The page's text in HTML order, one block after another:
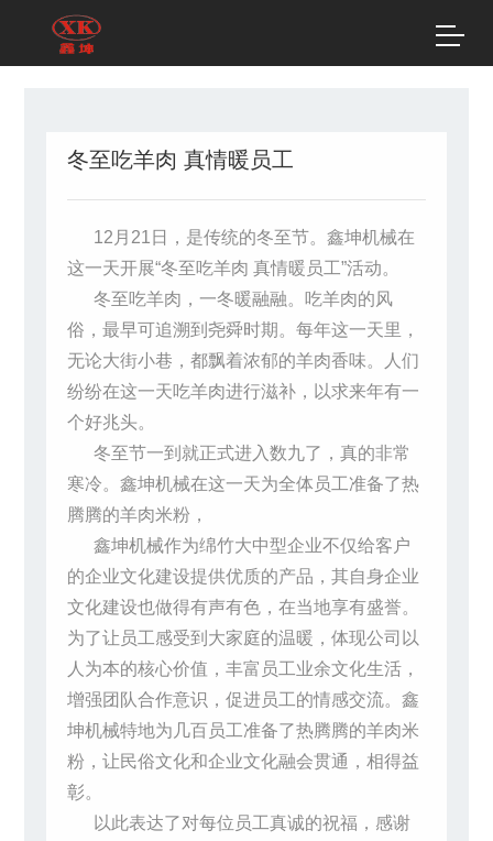
冬至吃羊肉 真情暖员工
12月21日，是传统的冬至节。鑫坤机械在
这一天开展“冬至吃羊肉 真情暖员工”活动。
冬至吃羊肉，一冬暖融融。吃羊肉的风
俗，最早可追溯到尧舜时期。每年这一天里，
无论大街小巷，都飘着浓郁的羊肉香味。人们
纷纷在这一天吃羊肉进行滋补，以求来年有一
个好兆头。
冬至节一到就正式进入数九了，真的非常
寒冷。鑫坤机械在这一天为全体员工准备了热
腾腾的羊肉米粉，
鑫坤机械作为绵竹大中型企业不仅给客户
的企业文化建设提供优质的产品，其自身企业
文化建设也做得有声有色，在当地享有盛誉。
为了让员工感受到大家庭的温暖，体现公司以
人为本的核心价值，丰富员工业余文化生活，
增强团队合作意识，促进员工的情感交流。鑫
坤机械特地为几百员工准备了热腾腾的羊肉米
粉，让民俗文化和企业文化融会贯通，相得益
彰。
以此表达了对每位员工真诚的祝福，感谢